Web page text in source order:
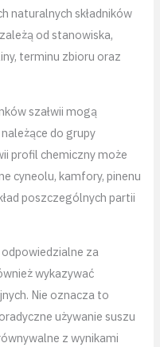
naturalnych składników
od stanowiska,
terminu zbioru oraz
szałwii mogą
do grupy
profil chemiczny może
cyneolu, kamfory, pinenu
poszczególnych partii
za
wykazywać
Nie oznacza to
używanie suszu
z wynikami